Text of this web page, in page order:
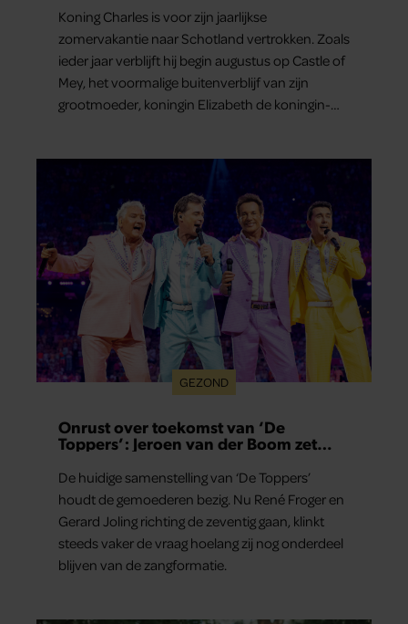
Koning Charles is voor zijn jaarlijkse
zomervakantie naar Schotland vertrokken. Zoals
ieder jaar verblijft hij begin augustus op Castle of
Mey, het voormalige buitenverblijf van zijn
grootmoeder, koningin Elizabeth de koningin-
GEZOND
Onrust over toekomst van ‘De
Toppers’: Jeroen van der Boom zet
De huidige samenstelling van ‘De Toppers’
houdt de gemoederen bezig. Nu René Froger en
Gerard Joling richting de zeventig gaan, klinkt
steeds vaker de vraag hoelang zij nog onderdeel
blijven van de zangformatie.